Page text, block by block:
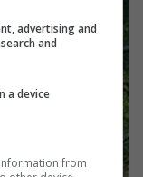
advertising and
and
a device
from